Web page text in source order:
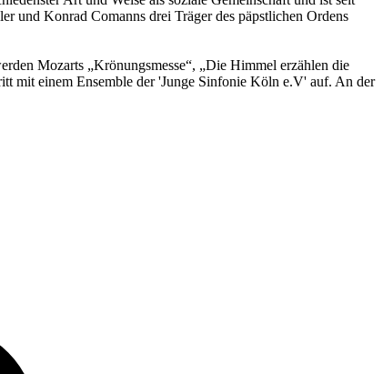
und Konrad Comanns drei Träger des päpstlichen Ordens
Mozarts „Krönungsmesse“, „Die Himmel erzählen die
mit einem Ensemble der 'Junge Sinfonie Köln e.V' auf. An der